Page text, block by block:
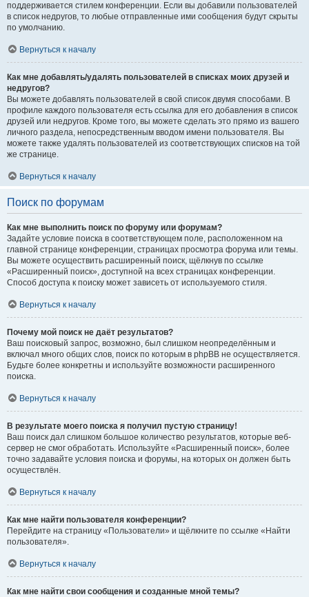
поддерживается стилем конференции. Если вы добавили пользователей
в список недругов, то любые отправленные ими сообщения будут скрыты
по умолчанию.
Вернуться к началу
Как мне добавлять/удалять пользователей в списках моих друзей и
недругов?
Вы можете добавлять пользователей в свой список двумя способами. В
профиле каждого пользователя есть ссылка для его добавления в список
друзей или недругов. Кроме того, вы можете сделать это прямо из вашего
личного раздела, непосредственным вводом имени пользователя. Вы
можете также удалять пользователей из соответствующих списков на той
же странице.
Вернуться к началу
Поиск по форумам
Как мне выполнить поиск по форуму или форумам?
Задайте условие поиска в соответствующем поле, расположенном на
главной странице конференции, страницах просмотра форума или темы.
Вы можете осуществить расширенный поиск, щёлкнув по ссылке
«Расширенный поиск», доступной на всех страницах конференции.
Способ доступа к поиску может зависеть от используемого стиля.
Вернуться к началу
Почему мой поиск не даёт результатов?
Ваш поисковый запрос, возможно, был слишком неопределённым и
включал много общих слов, поиск по которым в phpBB не осуществляется.
Будьте более конкретны и используйте возможности расширенного
поиска.
Вернуться к началу
В результате моего поиска я получил пустую страницу!
Ваш поиск дал слишком большое количество результатов, которые веб-
сервер не смог обработать. Используйте «Расширенный поиск», более
точно задавайте условия поиска и форумы, на которых он должен быть
осуществлён.
Вернуться к началу
Как мне найти пользователя конференции?
Перейдите на страницу «Пользователи» и щёлкните по ссылке «Найти
пользователя».
Вернуться к началу
Как мне найти свои сообщения и созданные мной темы?